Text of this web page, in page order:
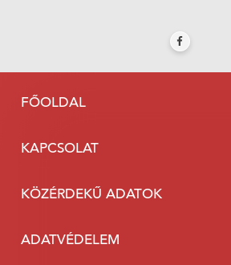
FŐOLDAL
KAPCSOLAT
KÖZÉRDEKŰ ADATOK
ADATVÉDELEM